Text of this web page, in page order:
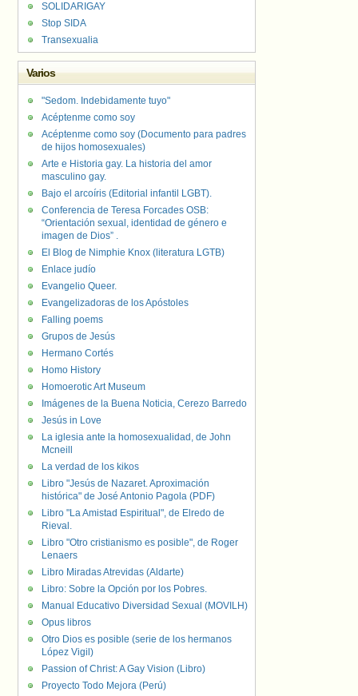
SOLIDARIGAY
Stop SIDA
Transexualia
Varios
"Sedom. Indebidamente tuyo"
Acéptenme como soy
Acéptenme como soy (Documento para padres
de hijos homosexuales)
Arte e Historia gay. La historia del amor
masculino gay.
Bajo el arcoíris (Editorial infantil LGBT).
Conferencia de Teresa Forcades OSB:
“Orientación sexual, identidad de género e
imagen de Dios” .
El Blog de Nimphie Knox (literatura LGTB)
Enlace judío
Evangelio Queer.
Evangelizadoras de los Apóstoles
Falling poems
Grupos de Jesús
Hermano Cortés
Homo History
Homoerotic Art Museum
Imágenes de la Buena Noticia, Cerezo Barredo
Jesús in Love
La iglesia ante la homosexualidad, de John
Mcneill
La verdad de los kikos
Libro "Jesús de Nazaret. Aproximación
histórica" de José Antonio Pagola (PDF)
Libro "La Amistad Espiritual", de Elredo de
Rieval.
Libro "Otro cristianismo es posible", de Roger
Lenaers
Libro Miradas Atrevidas (Aldarte)
Libro: Sobre la Opción por los Pobres.
Manual Educativo Diversidad Sexual (MOVILH)
Opus libros
Otro Dios es posible (serie de los hermanos
López Vigil)
Passion of Christ: A Gay Vision (Libro)
Proyecto Todo Mejora (Perú)